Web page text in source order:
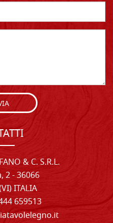
& C. S.R.L.
2 - 36066
ITALIA
659513